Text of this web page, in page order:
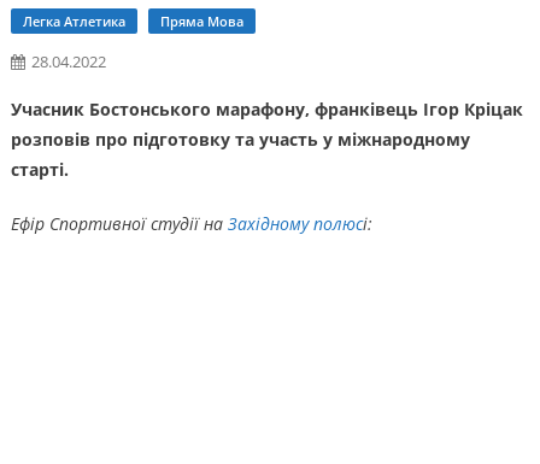
Легка Атлетика Пряма Мова
28.04.2022
Учасник Бостонського марафону, франківець Ігор Кріцак
розповів про підготовку та участь у міжнародному
старті.
Ефір Спортивної студії на Західному полюсі: